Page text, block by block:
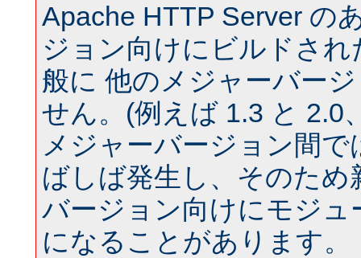
Apache HTTP Server の
ジョン向けにビルドさ
般に 他のメジャーバー
せん。(例えば 1.3 と 2.0
メジャーバージョン間
ばしば発生し、そのため
バージョン向けにモジュ
になることがあります。